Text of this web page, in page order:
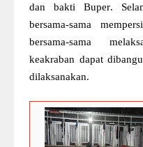
dan bakti Buper.
bersama-sama
bersama-sama
keakraban dapat
dilaksanakan.